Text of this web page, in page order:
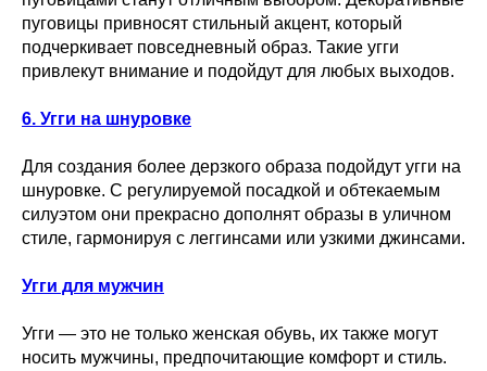
пуговицы привносят стильный акцент, который
подчеркивает повседневный образ. Такие угги
привлекут внимание и подойдут для любых выходов.
6. Угги на шнуровке
Для создания более дерзкого образа подойдут угги на
шнуровке. С регулируемой посадкой и обтекаемым
силуэтом они прекрасно дополнят образы в уличном
стиле, гармонируя с леггинсами или узкими джинсами.
Угги для мужчин
Угги — это не только женская обувь, их также могут
носить мужчины, предпочитающие комфорт и стиль.